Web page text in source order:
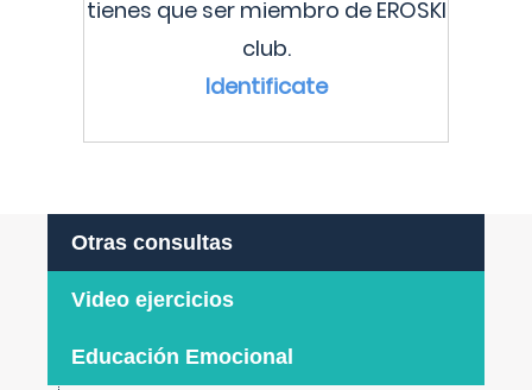
tienes que ser miembro de EROSKI
club.
Identificate
Otras consultas
Video ejercicios
Educación Emocional